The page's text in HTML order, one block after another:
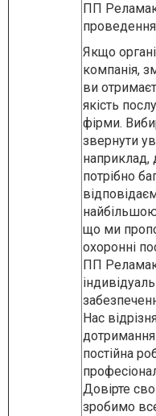
ПП
проведення
Якщо
компанія,
ви
якість
фірми.
звернути
наприклад,
потрібно
що ми
охоронні
ПП
Нас
дотримання
постійна
Довірте
зробимо